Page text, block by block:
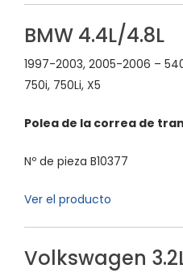
BMW 4.4L/4.8L
1997-2003, 2005-2006 –
750i, 750Li, X5
Polea de la correa de
Nº de pieza B10377
Ver el producto
Volkswagen